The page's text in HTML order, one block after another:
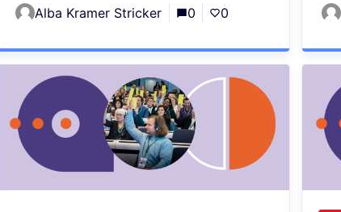
Alba Kramer Stricker 0 0